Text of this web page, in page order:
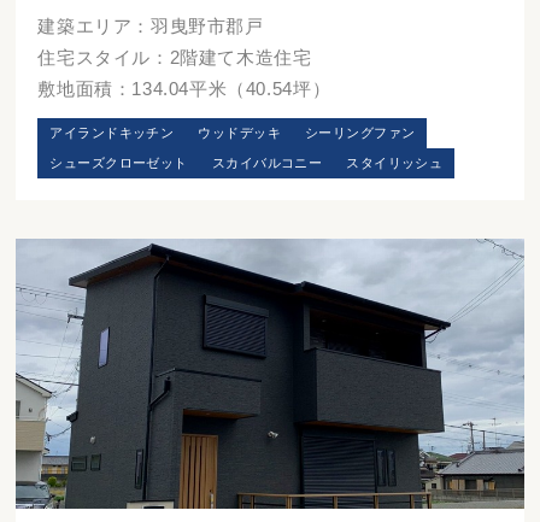
建築エリア：羽曳野市郡戸
住宅スタイル：2階建て木造住宅
敷地面積：134.04平米（40.54坪）
アイランドキッチン ウッドデッキ シーリングファン
シューズクローゼット スカイバルコニー スタイリッシュ